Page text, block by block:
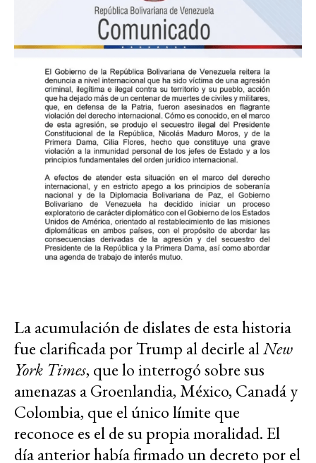
La acumulación de dislates de esta historia
fue clarificada por Trump al decirle alNew
York Times, que lo interrogó sobre sus
amenazas a Groenlandia, México, Canadá y
Colombia, que el único límite que
reconoce es el de su propia moralidad. El
día anterior había firmado un decreto por el